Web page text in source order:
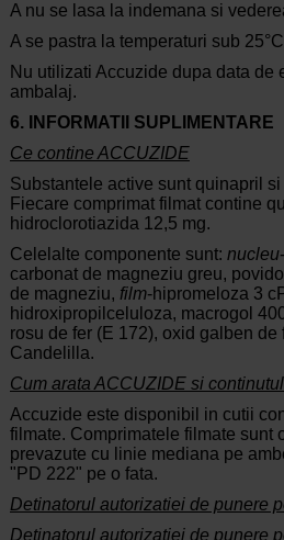
A nu se lasa la indemana si
A se pastra la temperaturi sub
Nu utilizati Accuzide dupa data de
ambalaj.
6. INFORMATII SUPLIMENTARE
Ce contine ACCUZIDE
Substantele active sunt quinapril
Fiecare comprimat filmat contine
hidroclorotiazida 12,5 mg.
Celelalte componente sunt: nucleu
carbonat de magneziu greu,
de magneziu, film-hipromeloza 3
hidroxipropilceluloza, macrogol
rosu de fer (E 172), oxid galben de
Candelilla.
Cum arata ACCUZIDE si
Accuzide este disponibil in cutii
filmate. Comprimatele filmate sunt
prevazute cu linie mediana pe
"PD 222" pe o fata.
Detinatorul autorizatiei de punere
Detinatorul autorizatiei de punere